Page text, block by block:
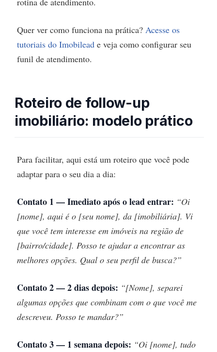
Quer ver como funciona na prática? Acesse os
tutoriais do Imobilead e veja como configurar seu
funil de atendimento.
Roteiro de follow-up
imobiliário: modelo prático
Para facilitar, aqui está um roteiro que você pode
adaptar para o seu dia a dia:
Contato 1 — Imediato após o lead entrar: “Oi
[nome], aqui é o [seu nome], da [imobiliária]. Vi
que você tem interesse em imóveis na região de
[bairro/cidade]. Posso te ajudar a encontrar as
melhores opções. Qual o seu perfil de busca?”
Contato 2 — 2 dias depois: “[Nome], separei
algumas opções que combinam com o que você me
descreveu. Posso te mandar?”
Contato 3 — 1 semana depois: “Oi [nome], tudo